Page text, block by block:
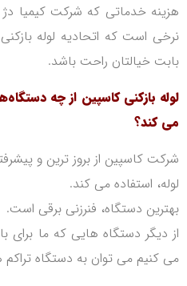
هزینه خدماتی که شرکت کیمیا
نرخی است که اتحادیه لوله
بابت خیالتان راحت با‌شد.
لوله بازکنی کاسپین از چه
می کند؟
شرکت کاسپین از بروز ترین و
لوله، استفاده می کند.
بهترین دستگاه، فنرزنی برقی است.
از دیگر دستگاه هایی که ما برای
می کنیم می توان به دستگاه